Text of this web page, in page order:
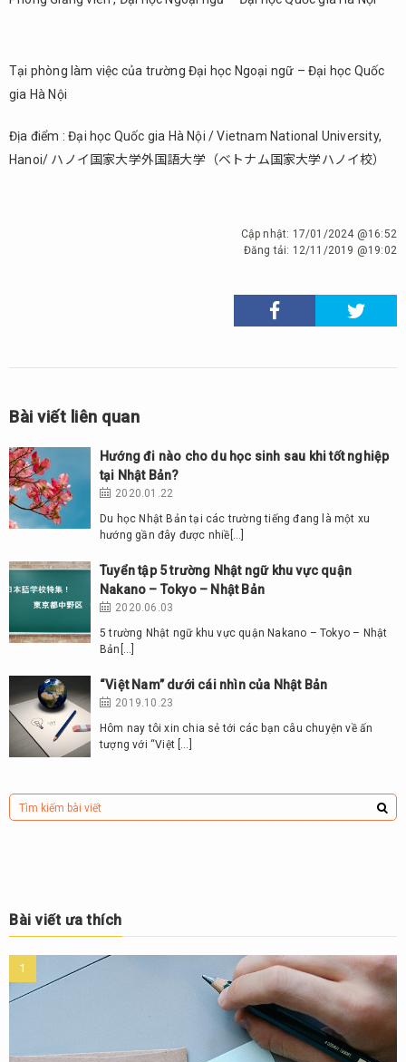
Tại phòng làm việc của trường Đại học Ngoại ngữ – Đại học Quốc
gia Hà Nội
Địa điểm : Đại học Quốc gia Hà Nội / Vietnam National University,
Hanoi/ ハノイ国家大学外国語大学（ベトナム国家大学ハノイ校）
Cập nhật: 17/01/2024 @16:52
Đăng tải: 12/11/2019 @19:02
Bài viết liên quan
Hướng đi nào cho du học sinh sau khi tốt nghiệp
tại Nhật Bản?
2020.01.22
Du học Nhật Bản tại các trường tiếng đang là một xu
hướng gần đây được nhiề[…]
Tuyển tập 5 trường Nhật ngữ khu vực quận
Nakano – Tokyo – Nhật Bản
2020.06.03
5 trường Nhật ngữ khu vực quận Nakano – Tokyo – Nhật
Bản[…]
“Việt Nam” dưới cái nhìn của Nhật Bản
2019.10.23
Hôm nay tôi xin chia sẻ tới các bạn câu chuyện về ấn
tượng với “Việt […]
Bài viết ưa thích